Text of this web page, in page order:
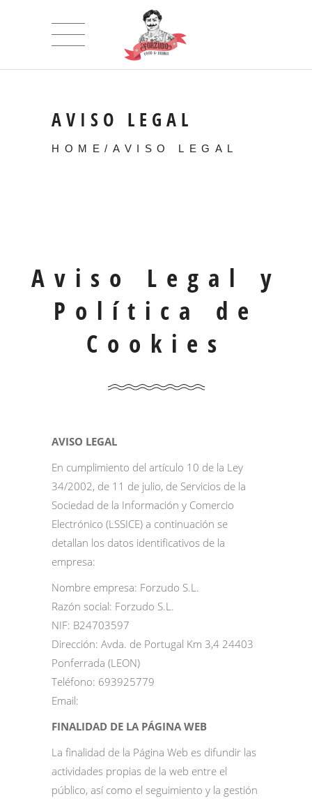
AVISO LEGAL
HOME / AVISO LEGAL
Aviso Legal y
Política de
Cookies
AVISO LEGAL
En cumplimiento del artículo 10 de la Ley
34/2002, de 11 de julio, de Servicios de la
Sociedad de la Información y Comercio
Electrónico (LSSICE) a continuación se
detallan los datos identificativos de la
empresa:
Nombre empresa: Forzudo S.L.
Razón social: Forzudo S.L.
NIF: B24703597
Dirección: Avda. de Portugal Km 3,4 24403
Ponferrada (LEON)
Teléfono: 693925779
Email:
FINALIDAD DE LA PÁGINA WEB
La finalidad de la Página Web es difundir las
actividades propias de la web entre el
público, así como el seguimiento y la gestión